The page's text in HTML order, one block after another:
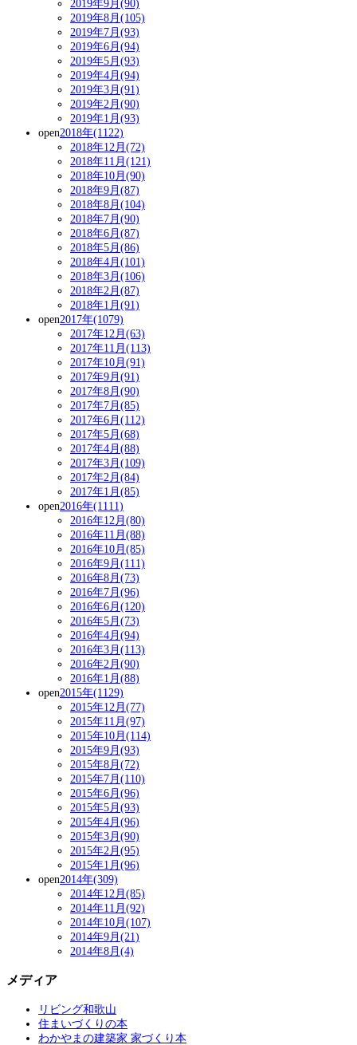
2019年9月(90)
2019年8月(105)
2019年7月(93)
2019年6月(94)
2019年5月(93)
2019年4月(94)
2019年3月(91)
2019年2月(90)
2019年1月(93)
open2018年(1122)
2018年12月(72)
2018年11月(121)
2018年10月(90)
2018年9月(87)
2018年8月(104)
2018年7月(90)
2018年6月(87)
2018年5月(86)
2018年4月(101)
2018年3月(106)
2018年2月(87)
2018年1月(91)
open2017年(1079)
2017年12月(63)
2017年11月(113)
2017年10月(91)
2017年9月(91)
2017年8月(90)
2017年7月(85)
2017年6月(112)
2017年5月(68)
2017年4月(88)
2017年3月(109)
2017年2月(84)
2017年1月(85)
open2016年(1111)
2016年12月(80)
2016年11月(88)
2016年10月(85)
2016年9月(111)
2016年8月(73)
2016年7月(96)
2016年6月(120)
2016年5月(73)
2016年4月(94)
2016年3月(113)
2016年2月(90)
2016年1月(88)
open2015年(1129)
2015年12月(77)
2015年11月(97)
2015年10月(114)
2015年9月(93)
2015年8月(72)
2015年7月(110)
2015年6月(96)
2015年5月(93)
2015年4月(96)
2015年3月(90)
2015年2月(95)
2015年1月(96)
open2014年(309)
2014年12月(85)
2014年11月(92)
2014年10月(107)
2014年9月(21)
2014年8月(4)
メディア
リビング和歌山
住まいづくりの本
わかやまの建築家 家づくり本